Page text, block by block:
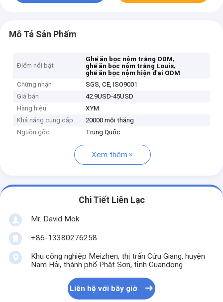
Mô Tả Sản Phẩm
Điểm nổi bật
Ghế ăn bọc nệm trắng ODM,
ghế ăn bọc nệm trắng Louis,
ghế ăn bọc nệm hiện đại ODM
Chứng nhận
SGS, CE, ISO9001
Giá bán
42.9USD-45USD
Hàng hiệu
XYM
Khả năng cung cấp
20000 mỗi tháng
Nguồn gốc
Trung Quốc
Xem thêm
Chi Tiết Liên Lạc
Mr. David Mok
+86-13380276258
Khu công nghiệp Meizhen, thị trấn Cửu Giang, huyện
Nam Hải, thành phố Phật Sơn, tỉnh Guandong
Liên hệ với bây giờ